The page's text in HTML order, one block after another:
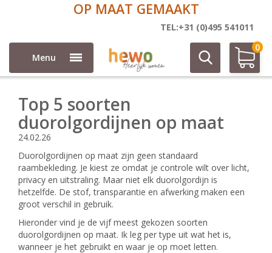
OP MAAT GEMAAKT
TEL:+31 (0)495 541011
Menu
0
Onze Blogs
Top 5 soorten duorolgordijnen op maat
Top 5 soorten
duorolgordijnen op maat
24.02.26
Duorolgordijnen op maat zijn geen standaard
raambekleding. Je kiest ze omdat je controle wilt over licht,
privacy en uitstraling. Maar niet elk duorolgordijn is
hetzelfde. De stof, transparantie en afwerking maken een
groot verschil in gebruik.
Hieronder vind je de vijf meest gekozen soorten
duorolgordijnen op maat. Ik leg per type uit wat het is,
wanneer je het gebruikt en waar je op moet letten.